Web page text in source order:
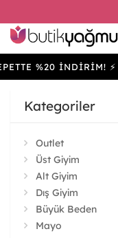
%20 İNDİRİM! ⚡
Kategoriler
Outlet
Üst Giyim
Alt Giyim
Dış Giyim
Büyük Beden
Mayo